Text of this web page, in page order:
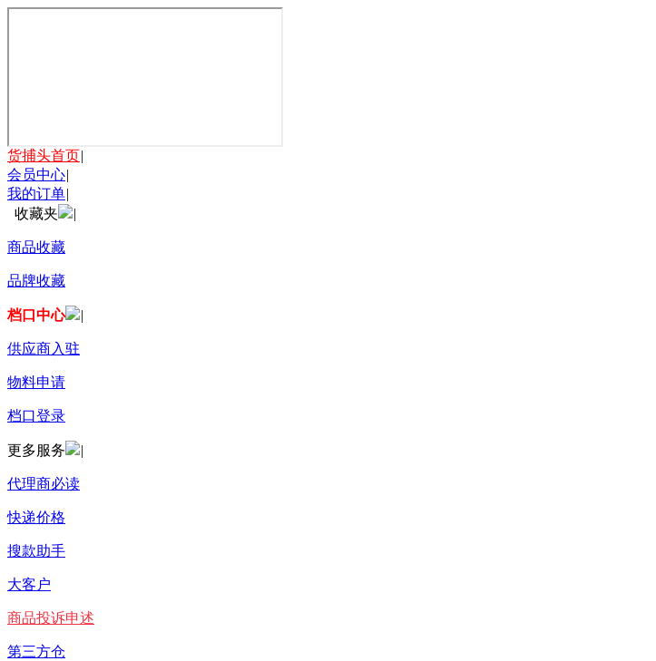
货捕头首页|
会员中心|
我的订单|
收藏夹
|
商品收藏
品牌收藏
档口中心 |
供应商入驻
物料申请
档口登录
更多服务 |
代理商必读
快递价格
搜款助手
大客户
商品投诉申述
第三方仓